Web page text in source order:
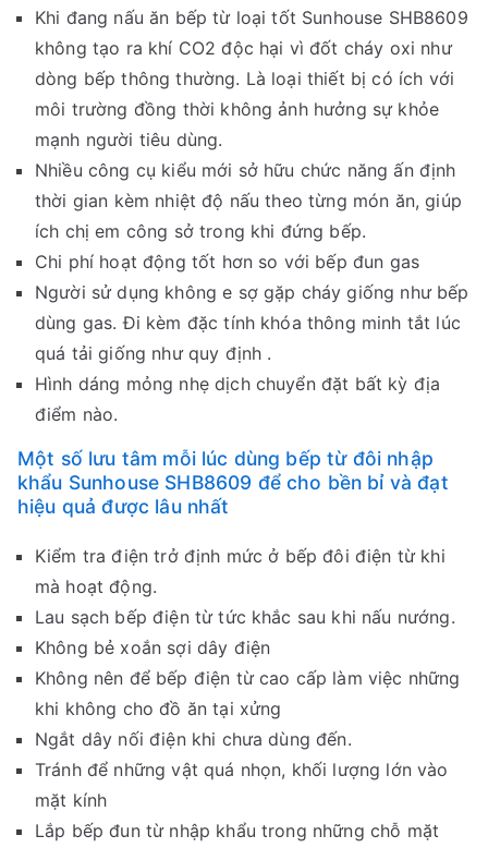
Khi đang nấu ăn bếp từ loại tốt Sunhouse SHB8609
không tạo ra khí CO2 độc hại vì đốt cháy oxi như
dòng bếp thông thường. Là loại thiết bị có ích với
môi trường đồng thời không ảnh hưởng sự khỏe
mạnh người tiêu dùng.
Nhiều công cụ kiểu mới sở hữu chức năng ấn định
thời gian kèm nhiệt độ nấu theo từng món ăn, giúp
ích chị em công sở trong khi đứng bếp.
Chi phí hoạt động tốt hơn so với bếp đun gas
Người sử dụng không e sợ gặp cháy giống như bếp
dùng gas. Đi kèm đặc tính khóa thông minh tắt lúc
quá tải giống như quy định .
Hình dáng mỏng nhẹ dịch chuyển đặt bất kỳ địa
điểm nào.
Một số lưu tâm mỗi lúc dùng bếp từ đôi nhập
khẩu Sunhouse SHB8609 để cho bền bỉ và đạt
hiệu quả được lâu nhất
Kiểm tra điện trở định mức ở bếp đôi điện từ khi
mà hoạt động.
Lau sạch bếp điện từ tức khắc sau khi nấu nướng.
Không bẻ xoắn sợi dây điện
Không nên để bếp điện từ cao cấp làm việc những
khi không cho đồ ăn tại xửng
Ngắt dây nối điện khi chưa dùng đến.
Tránh để những vật quá nhọn, khối lượng lớn vào
mặt kính
Lắp bếp đun từ nhập khẩu trong những chỗ mặt